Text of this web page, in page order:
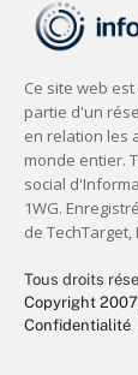
Tous droits
Copyright
Confidentialité